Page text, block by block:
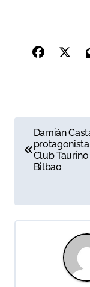
a
e
g
Damián
Club
Bilbao